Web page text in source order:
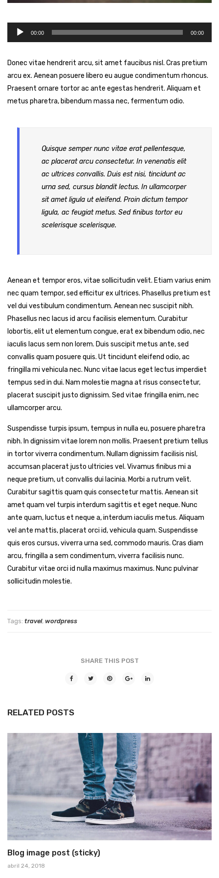
ALCANCE DEL SISTEMA DE GESTIÓN ANTISOBORNO
CÓDIGO DE ÉTICA Y CONDUCTA
Diploma Primera Huella de Carbono
Diploma Segunda Huella de Carbono
Reproductor
de
00:00 00:00
Donec vitae hendrerit arcu, sit amet faucibus nisl. Cras pretium
arcu ex. Aenean posuere libero eu augue condimentum rhoncus.
Praesent ornare tortor ac ante egestas hendrerit. Aliquam et
metus pharetra, bibendum massa nec, fermentum odio.
Quisque semper nunc vitae erat pellentesque,
ac placerat arcu consectetur. In venenatis elit
ac ultrices convallis. Duis est nisi, tincidunt ac
urna sed, cursus blandit lectus. In ullamcorper
sit amet ligula ut eleifend. Proin dictum tempor
ligula, ac feugiat metus. Sed finibus tortor eu
scelerisque scelerisque.
Aenean et tempor eros, vitae sollicitudin velit. Etiam varius enim
nec quam tempor, sed efficitur ex ultrices. Phasellus pretium est
vel dui vestibulum condimentum. Aenean nec suscipit nibh.
Phasellus nec lacus id arcu facilisis elementum. Curabitur
lobortis, elit ut elementum congue, erat ex bibendum odio, nec
iaculis lacus sem non lorem. Duis suscipit metus ante, sed
convallis quam posuere quis. Ut tincidunt eleifend odio, ac
fringilla mi vehicula nec. Nunc vitae lacus eget lectus imperdiet
tempus sed in dui. Nam molestie magna at risus consectetur,
placerat suscipit justo dignissim. Sed vitae fringilla enim, nec
ullamcorper arcu.
Suspendisse turpis ipsum, tempus in nulla eu, posuere pharetra
nibh. In dignissim vitae lorem non mollis. Praesent pretium tellus
in tortor viverra condimentum. Nullam dignissim facilisis nisl,
accumsan placerat justo ultricies vel. Vivamus finibus mi a
neque pretium, ut convallis dui lacinia. Morbi a rutrum velit.
Curabitur sagittis quam quis consectetur mattis. Aenean sit
amet quam vel turpis interdum sagittis et eget neque. Nunc
ante quam, luctus et neque a, interdum iaculis metus. Aliquam
vel ante mattis, placerat orci id, vehicula quam. Suspendisse
quis eros cursus, viverra urna sed, commodo mauris. Cras diam
arcu, fringilla a sem condimentum, viverra facilisis nunc.
Curabitur vitae orci id nulla maximus maximus. Nunc pulvinar
sollicitudin molestie.
Tags: travel, wordpress
SHARE THIS POST
RELATED POSTS
Blog image post (sticky)
abril 24, 2018